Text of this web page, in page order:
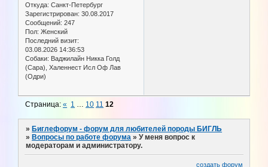
Откуда: Санкт-Петербург
Зарегистрирован: 30.08.2017
Сообщений: 247
Пол: Женский
Последний визит:
03.08.2026 14:36:53
Собаки: Ваджилайн Никка Голд
(Сара), Халеннест Исл Оф Лав
(Одри)
Страница:« 1 10 11 12
» Биглефорум - форум для любителей породы БИГЛЬ
» Вопросы по работе форума »У меня вопрос к
модераторам и администратору.
создать форум